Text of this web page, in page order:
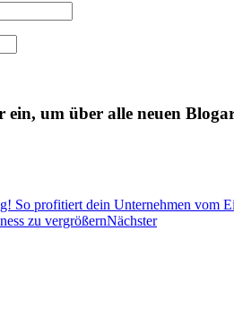
ein, um über alle neuen
So profitiert dein Unternehmen vom
zu vergrößernNächster